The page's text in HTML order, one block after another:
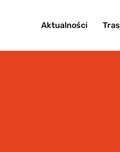
Aktualności